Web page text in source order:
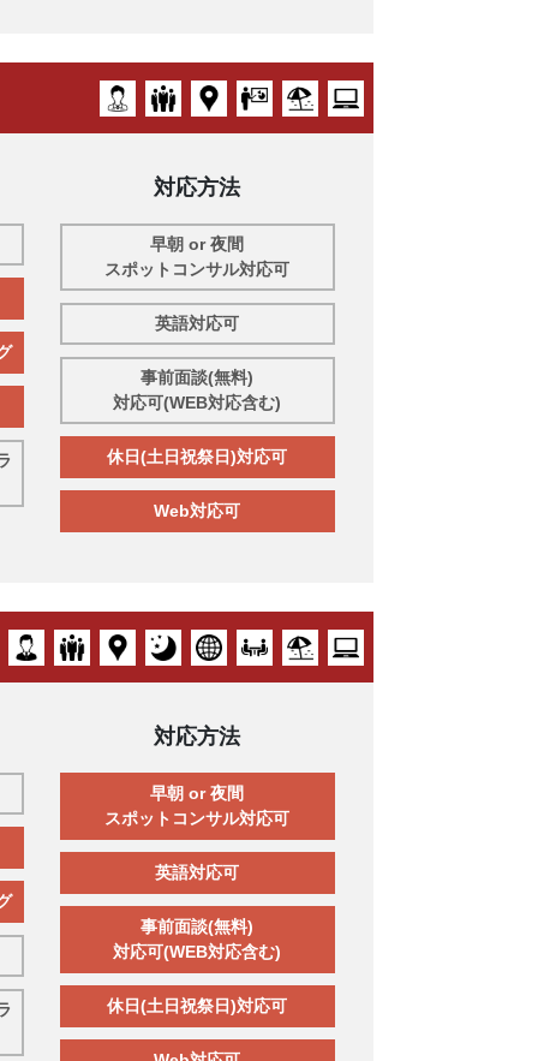
対応方法
早朝 or 夜間
スポットコンサル対応可
英語対応可
事前面談(無料)
対応可(WEB対応含む)
休日(土日祝祭日)対応可
Web対応可
対応方法
早朝 or 夜間
スポットコンサル対応可
英語対応可
事前面談(無料)
対応可(WEB対応含む)
休日(土日祝祭日)対応可